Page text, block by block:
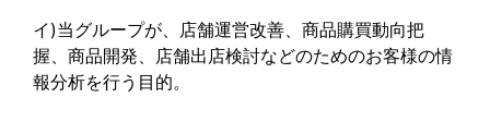
イ)当グループが、店舗運営改善、商品購買動向把
握、商品開発、店舗出店検討などのためのお客様の情
報分析を行う目的。